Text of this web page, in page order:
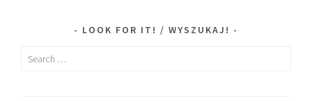
LOOK FOR IT! / WYSZUKAJ!
Search